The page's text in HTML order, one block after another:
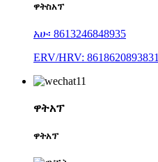
ዋትስአፕ
አሁ፡ 8613246848935
ERV/HRV: 8618620893831
ዋትአፕ
ዋትአፕ